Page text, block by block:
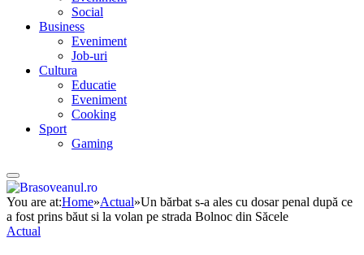
Social
Business
Eveniment
Job-uri
Cultura
Educatie
Eveniment
Cooking
Sport
Gaming
You are at:Home»Actual»Un bărbat s-a ales cu dosar penal după ce
a fost prins băut si la volan pe strada Bolnoc din Săcele
Actual